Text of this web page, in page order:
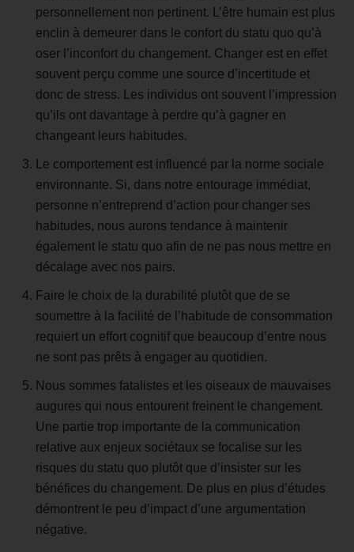
personnellement non pertinent. L’être humain est plus
enclin à demeurer dans le confort du statu quo qu’à
oser l’inconfort du changement. Changer est en effet
souvent perçu comme une source d’incertitude et
donc de stress. Les individus ont souvent l’impression
qu’ils ont davantage à perdre qu’à gagner en
changeant leurs habitudes.
Le comportement est influencé par la norme sociale
environnante. Si, dans notre entourage immédiat,
personne n’entreprend d’action pour changer ses
habitudes, nous aurons tendance à maintenir
également le statu quo afin de ne pas nous mettre en
décalage avec nos pairs.
Faire le choix de la durabilité plutôt que de se
soumettre à la facilité de l’habitude de consommation
requiert un effort cognitif que beaucoup d’entre nous
ne sont pas prêts à engager au quotidien.
Nous sommes fatalistes et les oiseaux de mauvaises
augures qui nous entourent freinent le changement.
Une partie trop importante de la communication
relative aux enjeux sociétaux se focalise sur les
risques du statu quo plutôt que d’insister sur les
bénéfices du changement. De plus en plus d’études
démontrent le peu d’impact d’une argumentation
négative.